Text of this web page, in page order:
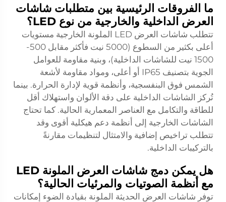
ما الفروقات الرئيسية بين متطلبات شاشات
العرض الداخلية والخارجية من نوع LED؟
تتطلب شاشات العرض LED الملونة الخارجية مستويات
أعلى بكثير من السطوع (5000 نيت فأكثر مقابل 500-
1500 نيت للشاشات الداخلية)، وبنية مقاومة للعوامل
الجوية بتصنيف IP65 أو أعلى، ومواد مقاومة لأشعة
الشمس فوق البنفسجية، وأنظمة قوية لإدارة الحرارة. بينما
تُركز الشاشات الداخلية على دقة الألوان واستهلاك أقل
للطاقة والتكامل مع العناصر المعمارية الحالية. كما تحتاج
الشاشات الخارجية إلى أنظمة دعم هيكلية أقوى وقد
تتطلب تراخيص إضافية والامتثال لتنظيمات مقارنةً
بالتركيبات الداخلية.
هل يمكن دمج شاشات العرض الملونة LED
مع أنظمة الصوتيات والمرئيات الحالية؟
توفر شاشات العرض الحديثة الملونة بقيادة الضوء إمكانات